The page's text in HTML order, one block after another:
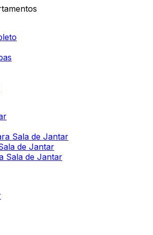
Sala de Jantar
de Jantar
Sala de Jantar